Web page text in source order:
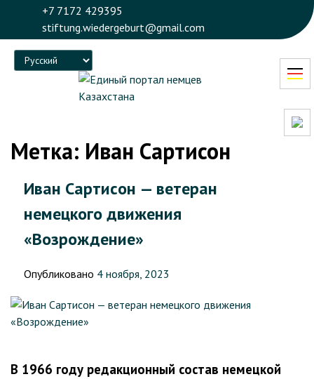
+7 7172 429395
stiftung.wiedergeburt@gmail.com
Language
Метка: Иван Сартисон
Иван Сартисон — ветеран
немецкого движения
«Возрождение»
Опубликовано 4 ноября, 2023
В 1966 году редакционный состав немецкой